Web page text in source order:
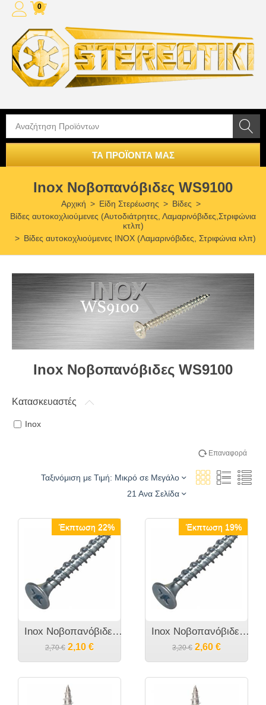
0
ΤΑ ΠΡΟΪΟΝΤΑ ΜΑΣ
Inox Νοβοπανόβιδες WS9100
Αρχική > Είδη Στερέωσης > Βίδες >
Βίδες αυτοκοχλιούμενες (Αυτοδιάτρητες, Λαμαρινόβιδες,Στριφώνια
κτλπ)
> Βίδες αυτοκοχλιούμενες INOX (Λαμαρινόβιδες, Στριφώνια κλπ)
Inox Νοβοπανόβιδες WS9100
Κατασκευαστές
Inox
Επαναφορά
Ταξινόμιση με Τιμή: Μικρό σε Μεγάλο
21 Ανα Σελίδα
Έκπτωση 22%
Inox Νοβοπανόβιδες WS9100 A2 M3
2,70 € 2,10 €
Έκπτωση 19%
Inox Νοβοπανόβιδες WS9100 A2 M4
3,20 € 2,60 €